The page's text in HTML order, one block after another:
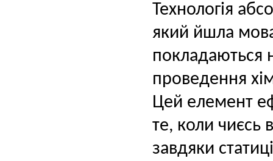
Технологія
який йшла
покладаються
проведення
Цей елемент
те, коли чиєсь
завдяки